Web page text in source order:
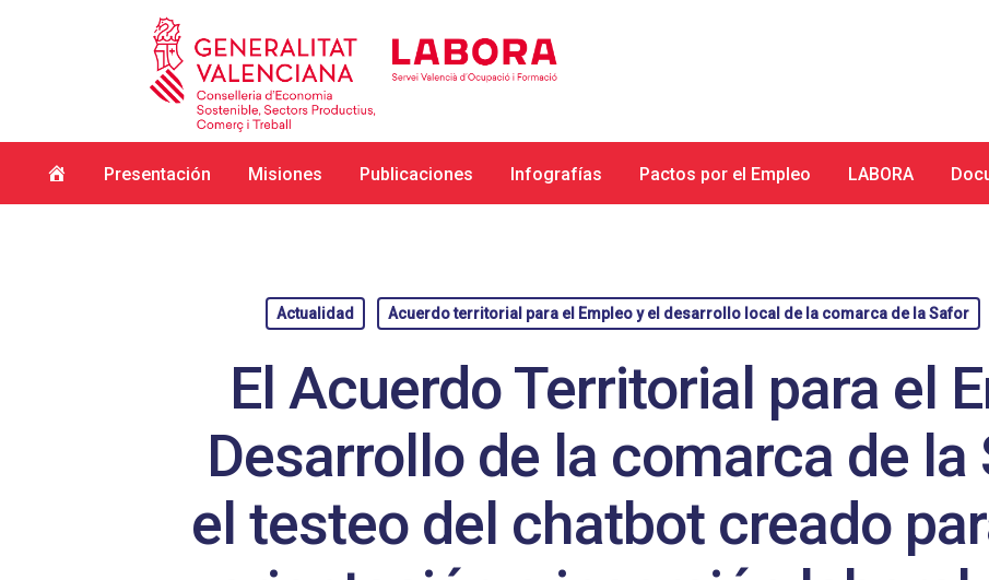
InicioPresentación Misiones Publicaciones Infografías Pactos por el Empleo LABORA
Actualidad Acuerdo territorial para el Empleo y el desarrollo local de la comarca de la Safor
El Acuerdo Territorial para el
Desarrollo de la comarca de
el testeo del chatbot creado